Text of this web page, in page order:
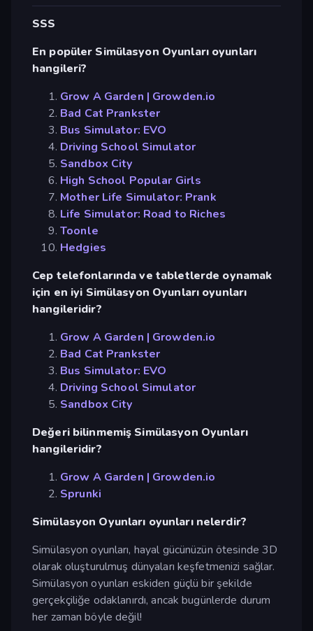
SSS
En popüler Simülasyon Oyunları oyunları
hangileri?
Grow A Garden | Growden.io
Bad Cat Prankster
Bus Simulator: EVO
Driving School Simulator
Sandbox City
High School Popular Girls
Mother Life Simulator: Prank
Life Simulator: Road to Riches
Toonle
Hedgies
Cep telefonlarında ve tabletlerde oynamak
için en iyi Simülasyon Oyunları oyunları
hangileridir?
Grow A Garden | Growden.io
Bad Cat Prankster
Bus Simulator: EVO
Driving School Simulator
Sandbox City
Değeri bilinmemiş Simülasyon Oyunları
hangileridir?
Grow A Garden | Growden.io
Sprunki
Simülasyon Oyunları oyunları nelerdir?
Simülasyon oyunları, hayal gücünüzün ötesinde 3D
olarak oluşturulmuş dünyaları keşfetmenizi sağlar.
Simülasyon oyunları eskiden güçlü bir şekilde
gerçekçiliğe odaklanırdı, ancak bugünlerde durum
her zaman böyle değil!